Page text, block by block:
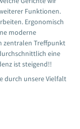
Funktionen.
Ergonomisch
moderne
zentralen Treffpunkt
eine
ist steigend!!
durch unsere Vielfalt